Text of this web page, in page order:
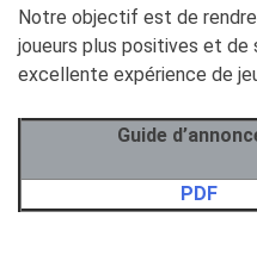
Notre objectif est de
joueurs plus positives et de
excellente expérience de
Guide
PDF